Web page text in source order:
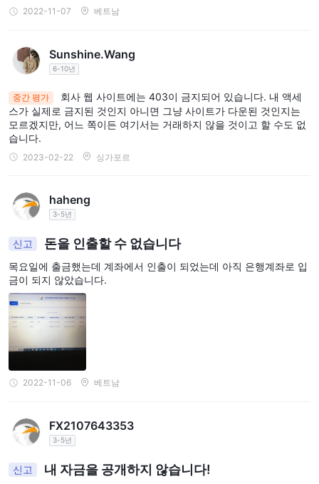
2022-11-07 베트남
Sunshine.Wang
6-10년
중간 평가
회사 웹 사이트에는 403이 금지되어 있습니다. 내 액세
스가 실제로 금지된 것인지 아니면 그냥 사이트가 다운된 것인지는
모르겠지만, 어느 쪽이든 여기서는 거래하지 않을 것이고 할 수도 없
습니다.
2023-02-22 싱가포르
haheng
3-5년
신고 돈을 인출할 수 없습니다
목요일에 출금했는데 계좌에서 인출이 되었는데 아직 은행계좌로 입
금이 되지 않았습니다.
2022-11-06 베트남
FX2107643353
3-5년
신고 내 자금을 공개하지 않습니다!